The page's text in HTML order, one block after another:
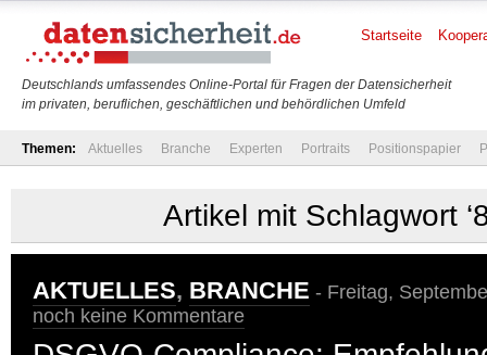
Deutschlands umfassendes Online-Portal für Fragen der Datensicherheit
im privaten, beruflichen, geschäftlichen und behördlichen Umfeld
Startseite
Themen: Aktuelles Branche Experten Portraits Positionspapier
Artikel mit Schlagwort
AKTUELLES, BRANCHE - Freitag,
noch keine Kommentare